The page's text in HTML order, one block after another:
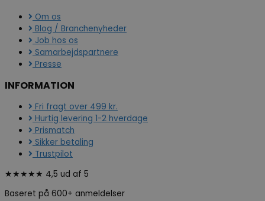
Om os
Blog / Branchenyheder
Job hos os
Samarbejdspartnere
Presse
INFORMATION
Fri fragt over 499 kr.
Hurtig levering 1-2 hverdage
Prismatch
Sikker betaling
Trustpilot
★★★★★ 4,5 ud af 5
Baseret på 600+ anmeldelser